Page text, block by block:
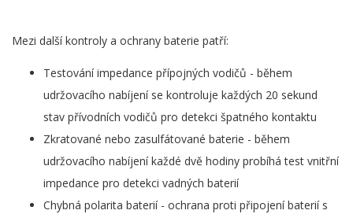
Mezi další kontroly a ochrany baterie patří:
Testování impedance přípojných vodičů - během
udržovacího nabíjení se kontroluje každých 20 sekund
stav přívodních vodičů pro detekci špatného kontaktu
Zkratované nebo zasulfátované baterie - během
udržovacího nabíjení každé dvě hodiny probíhá test vnitřní
impedance pro detekci vadných baterií
Chybná polarita baterií - ochrana proti připojení baterií s